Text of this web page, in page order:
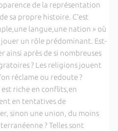
de la représentation
sa propre histoire. C’est
langue,une nation » où
un rôle prédominant. Est-
ainsi après de si nombreuses
? Les religions jouent
réclame ou redoute ?
riche en conflits,en
en tentatives de
sinon une union, du moins
? Telles sont